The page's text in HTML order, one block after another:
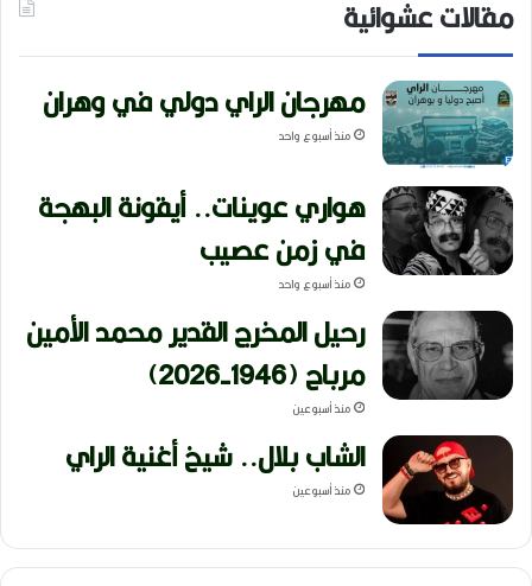
مقالات عشوائية
مهرجان الراي دولي في وهران
منذ أسبوع واحد
هواري عوينات.. أيقونة البهجة
في زمن عصيب
منذ أسبوع واحد
رحيل المخرج القدير محمد الأمين
مرباح (1946-2026)
منذ أسبوعين
الشاب بلال.. شيخ أغنية الراي
منذ أسبوعين